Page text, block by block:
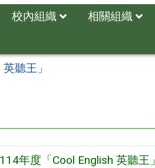
校內組織 相關組織
聽王」
年度「Cool English 英聽王」